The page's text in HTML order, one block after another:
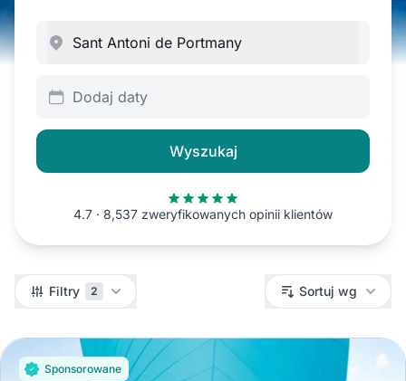
Dodaj daty
Wyszukaj
4.7 · 8,537 zweryfikowanych opinii klientów
Filtry Filtry 2 Sortuj wg
Sponsorowane